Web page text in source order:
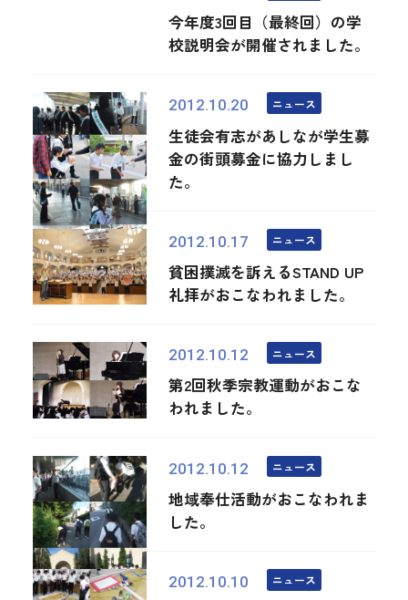
今年度3回目（最終回）の学
校説明会が開催されました。
2012.10.20 ニュース
生徒会有志があしなが学生募
金の街頭募金に協力しまし
た。
2012.10.17 ニュース
貧困撲滅を訴えるSTAND UP
礼拝がおこなわれました。
2012.10.12 ニュース
第2回秋季宗教運動がおこな
われました。
2012.10.12 ニュース
地域奉仕活動がおこなわれま
した。
2012.10.10 ニュース